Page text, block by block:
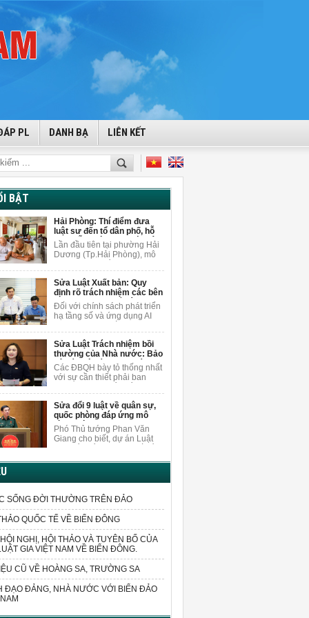
PL DANH BẠ LIÊN KẾT
BẬT
Hải Phòng: Thí điểm đưa
luật sư đến tổ dân phố, hỗ
trợ miễn phí cho người dân
Lần đầu tiên tại phường Hải
Dương (Tp.Hải Phòng), mô
gắn với tư vấn pháp lý miễn
phí được triển khai ngay tại
tổ dân phố để giải đáp
vướng mắc pháp lý cho
người dân.
Sửa Luật Xuất bản: Quy
định rõ trách nhiệm các bên
khi sử dụng AI để sáng tạo
nội dung
Đối với chính sách phát triển
hạ tầng số và ứng dụng AI
Vương Quốc Thắng cho rằng
cần nghiên cứu, bổ sung các
quy định cụ thể hơn về việc
bảo vệ quyền trong môi
trường AI.
Sửa Luật Trách nhiệm bồi
thường của Nhà nước: Bảo
vệ cán bộ dám nghĩ, dám
làm vì lợi ích chung
Các ĐBQH bày tỏ thống nhất
với sự cần thiết phải ban
một số điều của Luật Trách
nhiệm bồi thường của Nhà
nước.
Sửa đổi 9 luật về quân sự,
quốc phòng đáp ứng mô
hình chính quyền 2 cấp
Phó Thủ tướng Phan Văn
Giang cho biết, dự án Luật
đề cấp bách phát sinh trong
SỐNG ĐỜI THƯỜNG TRÊN ĐẢO
QUỐC TẾ VỀ BIỂN ĐÔNG
NGHỊ, HỘI THẢO VÀ TUYÊN BỐ CỦA
GIA VIỆT NAM VỀ BIỂN ĐÔNG.
CŨ VỀ HOÀNG SA, TRƯỜNG SA
ĐẠO ĐẢNG, NHÀ NƯỚC VỚI BIỂN ĐẢO